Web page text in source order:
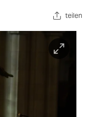
teilen